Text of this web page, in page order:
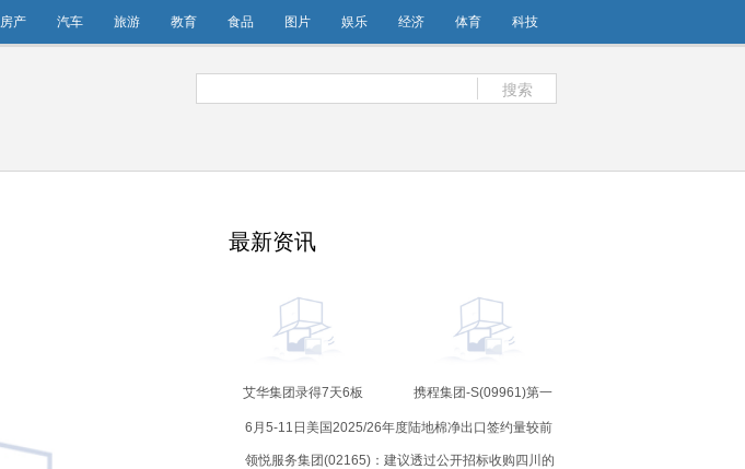
房产 汽车 旅游 教育 食品 图片 娱乐 经济 体育 科技
搜索
最新资讯
艾华集团录得7天6板
携程集团-S(09961)第一
41.57% 营收增长17.19%
6月5-11日美国2025/26年度陆地棉净出口签约量较前
周减少15%-焦点
领悦服务集团(02165)：建议透过公开招标收购四川的